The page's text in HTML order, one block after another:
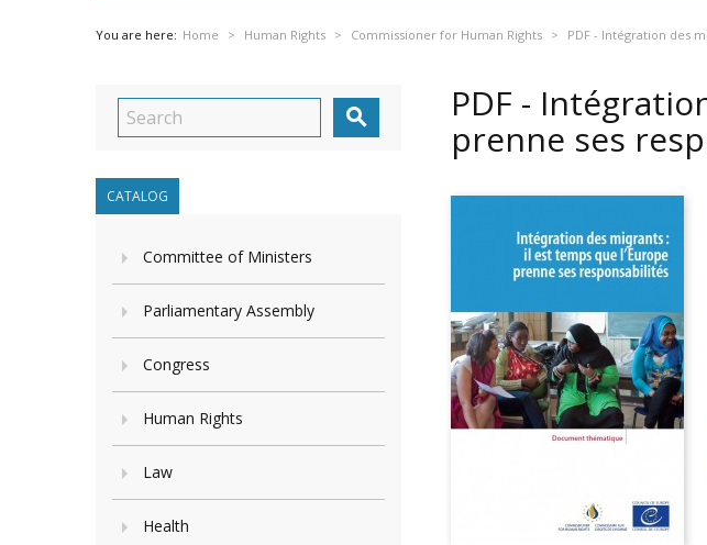
You are here: Home Human Rights Commissioner for Human Rights PDF - Intégration des

CATALOG
Committee of Ministers
Parliamentary Assembly
Congress
Human Rights
Law
Health
PDF -
prenne ses